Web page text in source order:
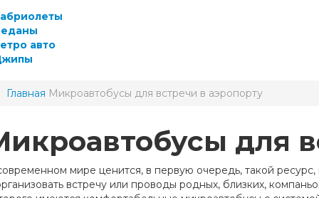
авто
Главная Микроавтобусы для встречи в аэропорту
для
мире ценится, в первую очередь, такой
встречу или проводы родных, близких,